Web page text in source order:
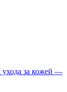
ухода за кожей —